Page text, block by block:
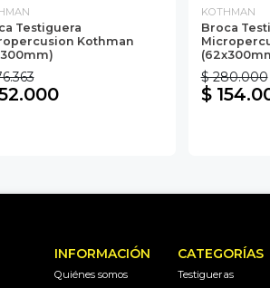
Testiguera
Kothman
KOTHMAN
Broca
$ 280.000
$
INFORMACIÓN
Quiénes somos
CATEGORÍAS
Testigueras